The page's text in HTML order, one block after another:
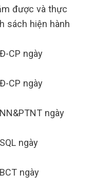
được và thực
sách hiện hành
CP ngày
CP ngày
ngày
ngày
ngày